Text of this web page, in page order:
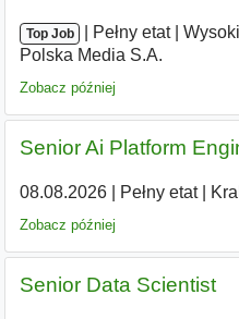
Top Job Pełny etat|
Polska Media S.A.
Zobacz później
Senior Ai Platform
08.08.2026| Pełny etat|
Zobacz później
Senior Data Scientist